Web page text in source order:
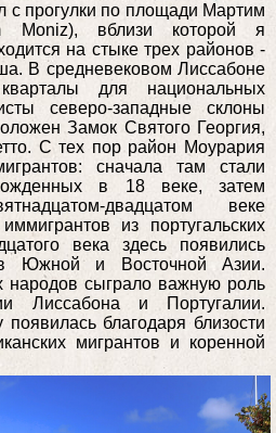
с прогулки по площади Мартим
Moniz), вблизи которой я
на стыке трех районов -
В средневековом Лиссабоне
для национальных
северо-западные склоны
Замок Святого Георгия,
С тех пор район Моурария
сначала там стали
в 18 веке, затем
двадцатом веке
из португальских
века здесь появились
Южной и Восточной Азии.
народов сыграло важную роль
Лиссабона и Португалии.
благодаря близости
мигрантов и коренной